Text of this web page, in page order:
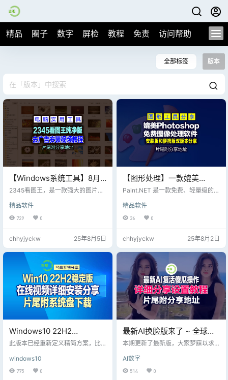
精品 圈子 数字 屏检 教程 免责 访问帮助
全部标签 版本
【Windows系统工具】8月5
日最新版2345 看图王去广
软件下载
2345看图王，是一款强大的图片浏
片格式的浏览，管理，并对其进行
编辑。 支持文件夹内的图片翻页、
看与幻灯片查看。 提供缩略图预
览：可一次性预览当前目录下所有
图片。唯一缺点是广告弹窗太多，
安装软件时捆绑一些垃圾软件非常
尴尬！本期分享的是一款去广告、
精简好用的最新版本！ 此版特点：
吉观专版，去除所有个…
精品软件
729 0
chhyjyckw 25年8月5日
【图形处理】一款媲美
Photoshop的免费图像处理
x64，片尾附送安装版和便
携版下载地址
Paint.NET 是一款免费、轻量级的图
学的学生开发，后作为开源项目持
续优化。它结合了简单易用的界面
要特点：（需安装.NET Framewor
k） 直观的界面 类似Photoshop的
图层支持，但操作更简洁。 标签式
文档浏览，方便多图切换。 *基础与
进阶功能 支持选区、画笔、克隆印
章、文本工具等基础编辑。…
精品软件
36 0
chhyjyckw 25年8月2日
Windows10 22H2
19045.2913 X64 可更新
(2023.4.27)
此版本已经重新定义精简方案，比
22H2 19045.2913为了保证稳定初
心的系统全部都是离线精简和优
化，非二次封装。系统纯净、流
windows10
775 0
最新AI换脸版来了 ~ 全球最
好用的AI换脸神器！含图片
神器工具！
本期更新了最新版，大家梦寐以求
件官网说的，就是最轻、超现实、
实时，全球好用的AI换脸工具; 使用
先进的人工智能和计算机视觉技
AI数字
514 0